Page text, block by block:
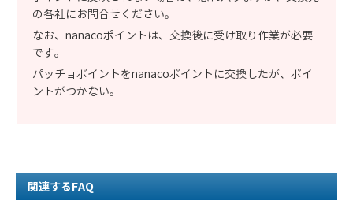
の各社にお問合せください。
なお、nanacoポイントは、交換後に受け取り作業が必要
です。
パッチョポイントをnanacoポイントに交換したが、ポイ
ントがつかない。
関連するFAQ